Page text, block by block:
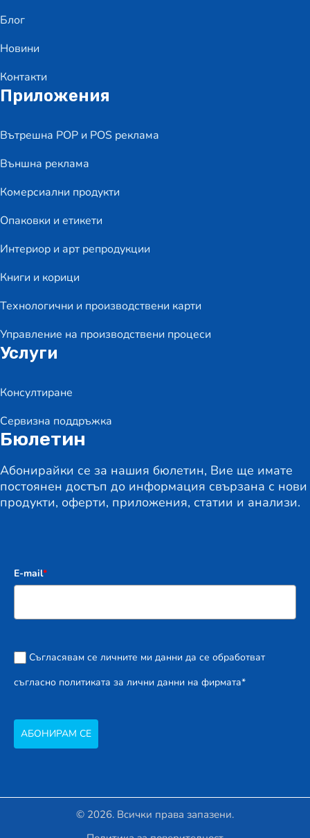
Блог
Новини
Контакти
Приложения
Вътрешна POP и POS реклама
Външна реклама
Комерсиални продукти
Опаковки и етикети
Интериор и арт репродукции
Книги и корици
Технологични и производствени карти
Управление на производствени процеси
Услуги
Консултиране
Сервизна поддръжка
Бюлетин
Абонирайки се за нашия бюлетин, Вие ще имате
постоянен достъп до информация свързана с нови
продукти, оферти, приложения, статии и анализи.
E-mail*
Съгласявам се личните ми данни да се обработват
съгласно политиката за лични данни на фирмата*
АБОНИРАМ СЕ
© 2026. Всички права запазени.